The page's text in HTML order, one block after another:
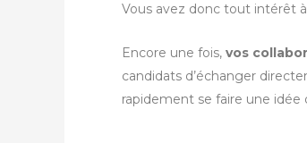
Vous avez donc tout intérêt
Encore une fois, vos
candidats d’échanger
rapidement se faire une idée